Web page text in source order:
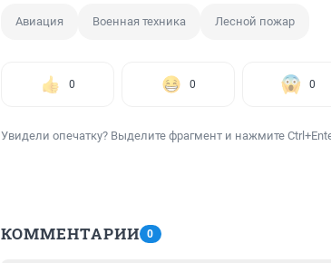
Авиация Военная техника Лесной пожар
0 0 0
Увидели опечатку? Выделите фрагмент и нажмите
КОММЕНТАРИИ 0